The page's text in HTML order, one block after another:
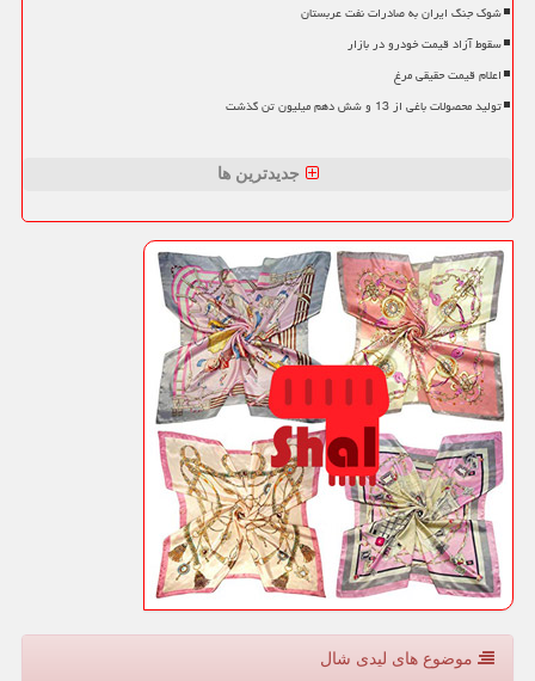
شوک جنگ ایران به صادرات نفت عربستان
سقوط آزاد قیمت خودرو در بازار
اعلام قیمت حقیقی مرغ
تولید محصولات باغی از 13 و شش دهم میلیون تن گذشت
جدیدترین ها
موضوع های لیدی شال